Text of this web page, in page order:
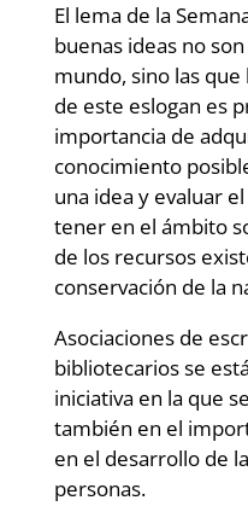
El lema de la
buenas ideas no
mundo, sino las
de este eslogan es
importancia de
conocimiento
una idea y evaluar
tener en el ámbito
de los recursos
conservación de la
Asociaciones de
bibliotecarios se
iniciativa en la que
también en el
en el desarrollo de
personas.